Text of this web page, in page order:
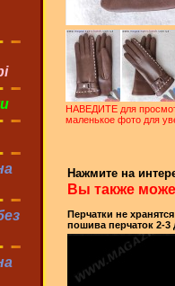
НАВЕДИТЕ для
маленькое фото для
Нажмите на
Вы также
Перчатки не
пошива перчаток 2-3